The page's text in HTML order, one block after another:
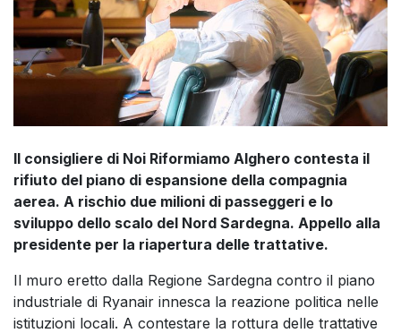
Il consigliere di Noi Riformiamo Alghero contesta il
rifiuto del piano di espansione della compagnia
aerea. A rischio due milioni di passeggeri e lo
sviluppo dello scalo del Nord Sardegna. Appello alla
presidente per la riapertura delle trattative.
Il muro eretto dalla Regione Sardegna contro il piano
industriale di Ryanair innesca la reazione politica nelle
istituzioni locali. A contestare la rottura delle trattative